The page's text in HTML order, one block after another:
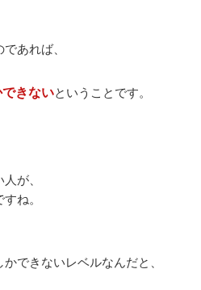
あれば、
きないということです。
が、
ね。
できないレベルなんだと、